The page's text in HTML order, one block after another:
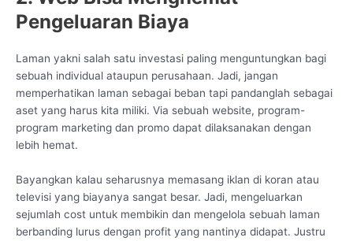
Pengeluaran Biaya
Laman yakni salah satu investasi paling menguntungkan bagi
sebuah individual ataupun perusahaan. Jadi, jangan
memperhatikan laman sebagai beban tapi pandanglah sebagai
aset yang harus kita miliki. Via sebuah website, program-
program marketing dan promo dapat dilaksanakan dengan
lebih hemat.
Bayangkan kalau seharusnya memasang iklan di koran atau
televisi yang biayanya sangat besar. Jadi, mengeluarkan
sejumlah cost untuk membikin dan mengelola sebuah laman
berbanding lurus dengan profit yang nantinya didapat. Justru